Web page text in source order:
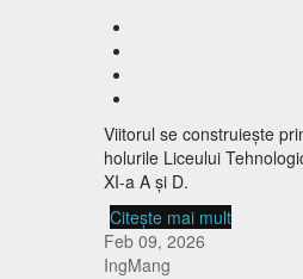
Viitorul se construiește
holurile Liceului
XI-a A și D.
Citește mai mult
Feb 09, 2026
IngMang